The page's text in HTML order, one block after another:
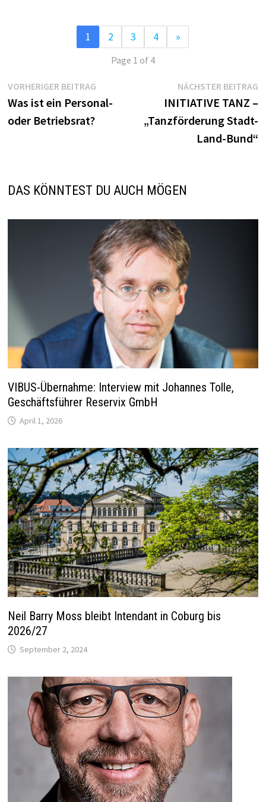
1 2 3 4 »
Page 1 of 4
Beitragsnavigation
VORHERIGER BEITRAG
Beitrag:
Was ist ein Personal-
oder Betriebsrat?
NÄCHSTER BEITRAG
INITIATIVE TANZ –
„Tanzförderung Stadt-
Land-Bund“
DAS KÖNNTEST DU AUCH MÖGEN
VIBUS-Übernahme: Interview mit Johannes Tolle,
Geschäftsführer Reservix GmbH
April 1, 2026
Neil Barry Moss bleibt Intendant in Coburg bis
2026/27
September 2, 2024